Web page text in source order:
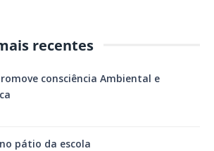
recentes
consciência Ambiental e
pátio da escola